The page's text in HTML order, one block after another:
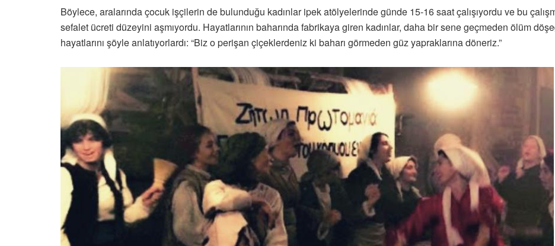
Böylece, aralarında çocuk işçilerin de bulunduğu kadınlar ipek atölyelerinde günde 15-16 saat çalışıyordu ve bu
sefalet ücreti düzeyini aşmıyordu. Hayatlarının baharında fabrikaya giren kadınlar, daha bir sene geçmeden ölüm
hayatlarını şöyle anlatıyorlardı: “Biz o perişan çiçeklerdeniz ki baharı görmeden güz yapraklarına döneriz.”